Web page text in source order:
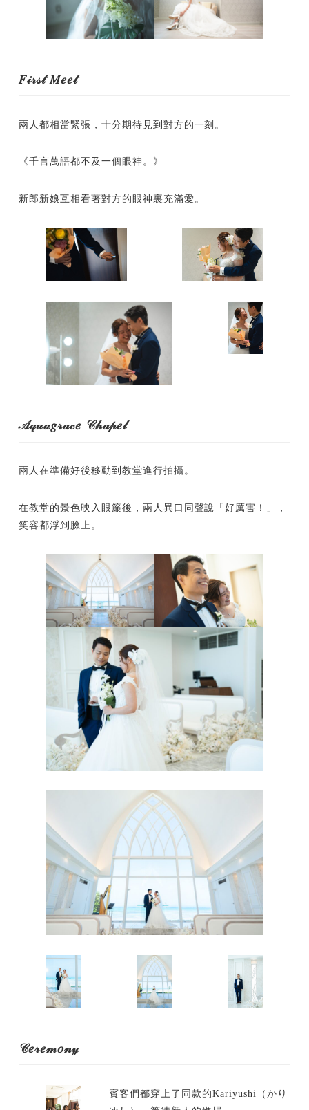
𝐹𝒾𝓇𝓈𝓉 𝑀𝑒𝑒𝓉
兩人都相當緊張，十分期待見到對方的一刻。
《千言萬語都不及一個眼神。》
新郎新娘互相看著對方的眼神裏充滿愛。
𝒜𝓆𝓊𝒶𝑔𝓇𝒶𝒸𝑒 𝒞𝒽𝒶𝓅𝑒𝓁
兩人在準備好後移動到教堂進行拍攝。
在教堂的景色映入眼簾後，兩人異口同聲說「好厲害！」，
笑容都浮到臉上。
𝒞𝑒𝓇𝑒𝓂𝑜𝓃𝓎
賓客們都穿上了同款的Kariyushi（かり